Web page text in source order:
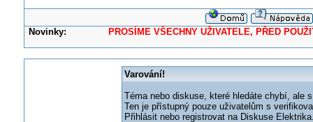
Novinky: PROSÍME VŠECHNY UŽIVATELE, PŘED
Varování!
Téma nebo diskuse, které hledáte chybí, ale
Ten je přístupný pouze uživatelům s
Přihlásit nebo registrovat na Diskuse